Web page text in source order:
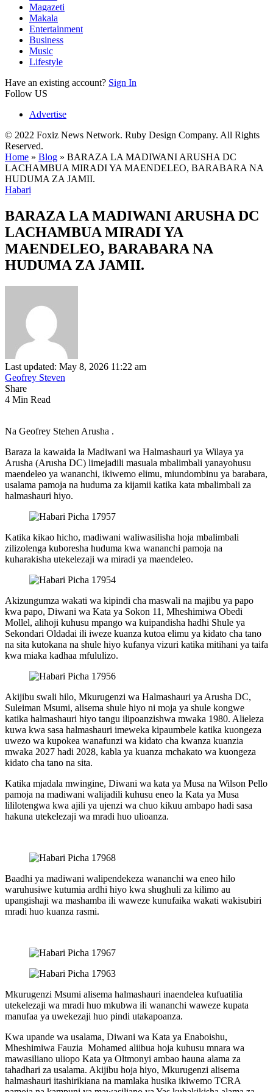
Magazeti
Makala
Entertainment
Business
Music
Lifestyle
Have an existing account? Sign In
Follow US
Advertise
© 2022 Foxiz News Network. Ruby Design Company. All Rights
Reserved.
Home » Blog » BARAZA LA MADIWANI ARUSHA DC
LACHAMBUA MIRADI YA MAENDELEO, BARABARA NA
HUDUMA ZA JAMII.
Habari
BARAZA LA MADIWANI ARUSHA DC
LACHAMBUA MIRADI YA
MAENDELEO, BARABARA NA
HUDUMA ZA JAMII.
Last updated: May 8, 2026 11:22 am
Geofrey Steven
Share
4 Min Read
Na Geofrey Stehen Arusha .
Baraza la kawaida la Madiwani wa Halmashauri ya Wilaya ya
Arusha (Arusha DC) limejadili masuala mbalimbali yanayohusu
maendeleo ya wananchi, ikiwemo elimu, miundombinu ya barabara,
usalama pamoja na huduma za kijamii katika kata mbalimbali za
halmashauri hiyo.
Katika kikao hicho, madiwani waliwasilisha hoja mbalimbali
zilizolenga kuboresha huduma kwa wananchi pamoja na
kuharakisha utekelezaji wa miradi ya maendeleo.
Akizungumza wakati wa kipindi cha maswali na majibu ya papo
kwa papo, Diwani wa Kata ya Sokon 11, Mheshimiwa Obedi
Mollel, alihoji kuhusu mpango wa kuipandisha hadhi Shule ya
Sekondari Oldadai ili iweze kuanza kutoa elimu ya kidato cha tano
na sita kutokana na shule hiyo kufanya vizuri katika mitihani ya taifa
kwa miaka kadhaa mfululizo.
Akijibu swali hilo, Mkurugenzi wa Halmashauri ya Arusha DC,
Suleiman Msumi, alisema shule hiyo ni moja ya shule kongwe
katika halmashauri hiyo tangu ilipoanzishwa mwaka 1980. Alieleza
kuwa kwa sasa halmashauri imeweka kipaumbele katika kuongeza
uwezo wa kupokea wanafunzi wa kidato cha kwanza kuanzia
mwaka 2027 hadi 2028, kabla ya kuanza mchakato wa kuongeza
kidato cha tano na sita.
Katika mjadala mwingine, Diwani wa kata ya Musa na Wilson Pello
pamoja na madiwani walijadili kuhusu eneo la Kata ya Musa
lililotengwa kwa ajili ya ujenzi wa chuo kikuu ambapo hadi sasa
hakuna utekelezaji wa mradi huo ulioanza.
Baadhi ya madiwani walipendekeza wananchi wa eneo hilo
waruhusiwe kutumia ardhi hiyo kwa shughuli za kilimo au
upangishaji wa mashamba ili waweze kunufaika wakati wakisubiri
mradi huo kuanza rasmi.
Mkurugenzi Msumi alisema halmashauri inaendelea kufuatilia
utekelezaji wa mradi huo mkubwa ili wananchi waweze kupata
manufaa ya uwekezaji huo pindi utakapoanza.
Kwa upande wa usalama, Diwani wa Kata ya Enaboishu,
Mheshimiwa Fauzia Mohamed aliibua hoja kuhusu mnara wa
mawasiliano uliopo Kata ya Oltmonyi ambao hauna alama za
tahadhari za usalama. Akijibu hoja hiyo, Mkurugenzi alisema
halmashauri itashirikiana na mamlaka husika ikiwemo TCRA